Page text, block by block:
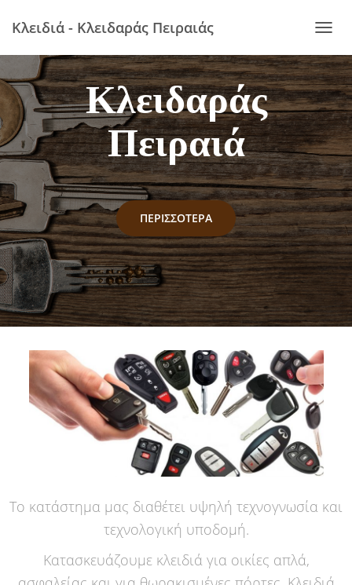
Κλειδιά - Κλειδαράς Πειραιάς
Κλειδαράς
Πειραιά
ΠΕΡΙΣΣΌΤΕΡΑ
Το κατάστημα μας διαθέτει υψηλή τεχνογνωσία και
τεχνολογική υποδομή.
Κατασκευάζουμε κλειδιά για οικίες απλά,